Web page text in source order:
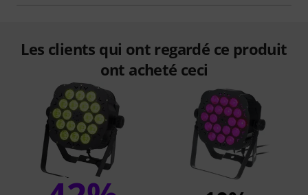
Les clients qui ont regardé ce produit
ont acheté ceci